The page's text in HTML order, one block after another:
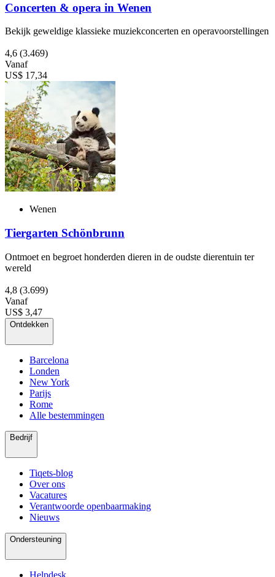
Concerten & opera in Wenen
Bekijk geweldige klassieke muziekconcerten en operavoorstellingen
4,6 (3.469)
Vanaf
US$ 17,34
Wenen
Tiergarten Schönbrunn
Ontmoet en begroet honderden dieren in de oudste dierentuin ter
wereld
4,8 (3.699)
Vanaf
US$ 3,47
Ontdekken
Barcelona
Londen
New York
Parijs
Rome
Alle bestemmingen
Bedrijf
Tiqets-blog
Over ons
Vacatures
Verantwoorde openbaarmaking
Nieuws
Ondersteuning
Helpdesk